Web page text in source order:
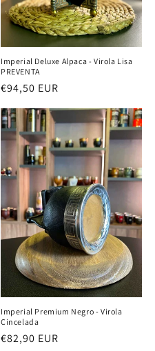
Imperial Deluxe Alpaca - Virola Lisa
PREVENTA
Precio
habitual
€94,50 EUR
Imperial Premium Negro - Virola
Cincelada
Precio
€82,90 EUR